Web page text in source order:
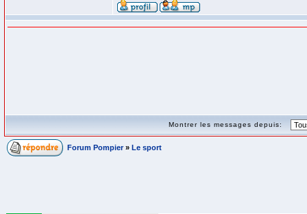
Montrer les messages depuis:
Forum Pompier » Le sport